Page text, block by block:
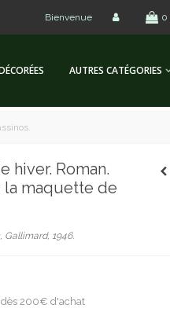
Bienvenue 0
AUTRES CATÉGORIES
hiver. Roman.
la maquette de
Gallimard, 1946.
dès 200€ d'achat